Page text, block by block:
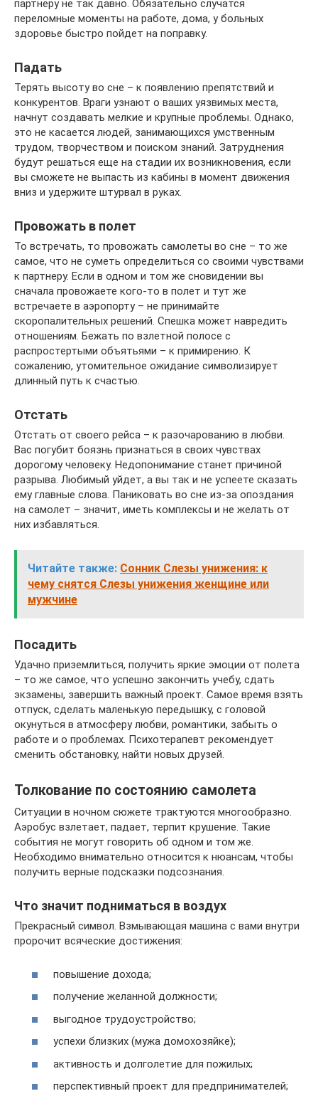
партнеру не так давно. Обязательно случатся
переломные моменты на работе, дома, у больных
здоровье быстро пойдет на поправку.
Падать
Терять высоту во сне – к появлению препятствий и
конкурентов. Враги узнают о ваших уязвимых места,
начнут создавать мелкие и крупные проблемы. Однако,
это не касается людей, занимающихся умственным
трудом, творчеством и поиском знаний. Затруднения
будут решаться еще на стадии их возникновения, если
вы сможете не выпасть из кабины в момент движения
вниз и удержите штурвал в руках.
Провожать в полет
То встречать, то провожать самолеты во сне – то же
самое, что не суметь определиться со своими чувствами
к партнеру. Если в одном и том же сновидении вы
сначала провожаете кого-то в полет и тут же
встречаете в аэропорту – не принимайте
скоропалительных решений. Спешка может навредить
отношениям. Бежать по взлетной полосе с
распростертыми объятьями – к примирению. К
сожалению, утомительное ожидание символизирует
длинный путь к счастью.
Отстать
Отстать от своего рейса – к разочарованию в любви.
Вас погубит боязнь признаться в своих чувствах
дорогому человеку. Недопонимание станет причиной
разрыва. Любимый уйдет, а вы так и не успеете сказать
ему главные слова. Паниковать во сне из-за опоздания
на самолет – значит, иметь комплексы и не желать от
них избавляться.
Читайте также: Сонник Слезы унижения: к
чему снятся Слезы унижения женщине или
мужчине
Посадить
Удачно приземлиться, получить яркие эмоции от полета
– то же самое, что успешно закончить учебу, сдать
экзамены, завершить важный проект. Самое время взять
отпуск, сделать маленькую передышку, с головой
окунуться в атмосферу любви, романтики, забыть о
работе и о проблемах. Психотерапевт рекомендует
сменить обстановку, найти новых друзей.
Толкование по состоянию самолета
Ситуации в ночном сюжете трактуются многообразно.
Аэробус взлетает, падает, терпит крушение. Такие
события не могут говорить об одном и том же.
Необходимо внимательно относится к нюансам, чтобы
получить верные подсказки подсознания.
Что значит подниматься в воздух
Прекрасный символ. Взмывающая машина с вами внутри
пророчит всяческие достижения:
повышение дохода;
получение желанной должности;
выгодное трудоустройство;
успехи близких (мужа домохозяйке);
активность и долголетие для пожилых;
перспективный проект для предпринимателей;